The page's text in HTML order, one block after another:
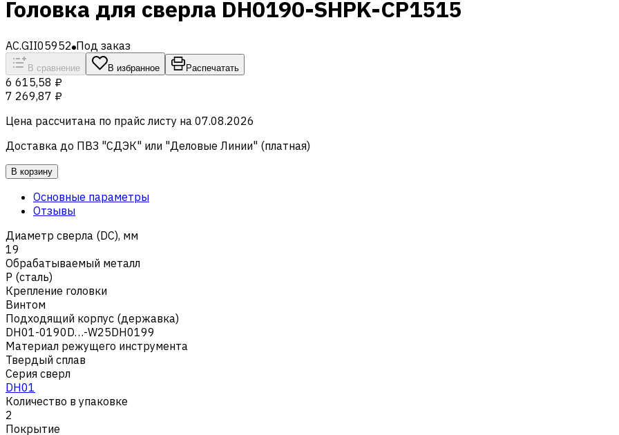
Головка для сверла DH0190-SHPK-CP1515
AC.GII05952 Под заказ
В сравнение В избранное Распечатать
6 615,58 ₽
7 269,87 ₽
Цена рассчитана по прайс листу на 07.08.2026
Доставка до ПВЗ "СДЭК" или "Деловые Линии" (платная)
В корзину
Основные параметры
Отзывы
Диаметр сверла (DC), мм
19
Обрабатываемый металл
Р (сталь)
Крепление головки
Винтом
Подходящий корпус (державка)
DH01-0190D…-W25DH0199
Материал режущего инструмента
Твердый сплав
Серия сверл
DH01
Количество в упаковке
2
Покрытие